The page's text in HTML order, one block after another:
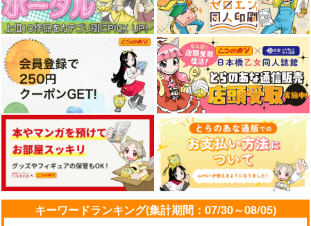
作品詳細 作品詳細 作品詳細
キーワードランキング(集計期間：07/30～08/05)